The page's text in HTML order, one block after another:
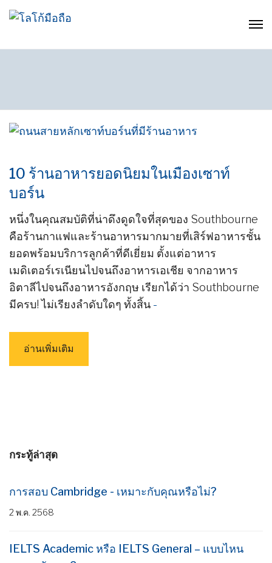
10 ร้านอาหารยอดนิยมในเมืองเซาท์
บอร์น
หนึ่งในคุณสมบัติที่น่าดึงดูดใจที่สุดของ Southbourne
คือร้านกาแฟและร้านอาหารมากมายที่เสิร์ฟอาหารชั้น
ยอดพร้อมบริการลูกค้าที่ดีเยี่ยม ตั้งแต่อาหาร
เมดิเตอร์เรเนียนไปจนถึงอาหารเอเชีย จากอาหาร
อิตาลีไปจนถึงอาหารอังกฤษ เรียกได้ว่า Southbourne
มีครบ! ไม่เรียงลำดับใดๆ ทั้งสิ้น -
อ่านเพิ่มเติม
กระทู้ล่าสุด
การสอบ Cambridge - เหมาะกับคุณหรือไม่?
2 พ.ค. 2568
IELTS Academic หรือ IELTS General – แบบไหน